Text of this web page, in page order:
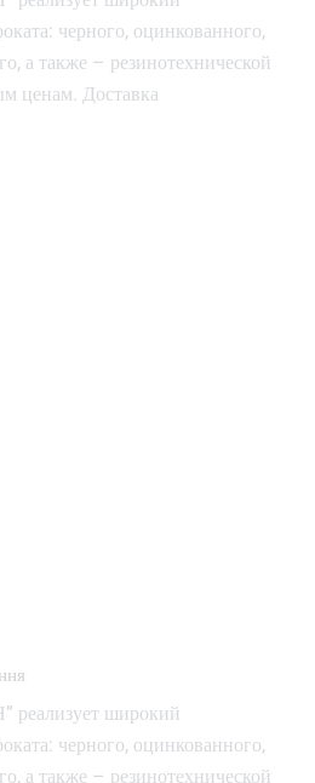
черного, оцинкованного,
а также – резинотехнической
ценам. Доставка
широкий
черного, оцинкованного,
а также – резинотехнической